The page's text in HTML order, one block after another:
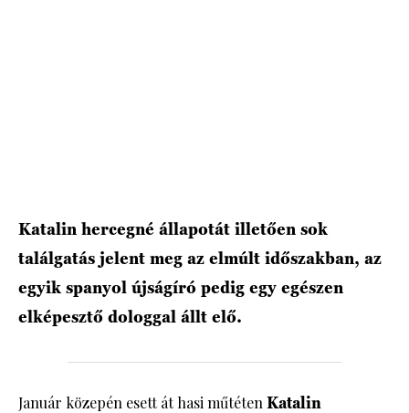
Katalin hercegné állapotát illetően sok
találgatás jelent meg az elmúlt időszakban, az
egyik spanyol újságíró pedig egy egészen
elképesztő dologgal állt elő.
Január közepén esett át hasi műtéten Katalin